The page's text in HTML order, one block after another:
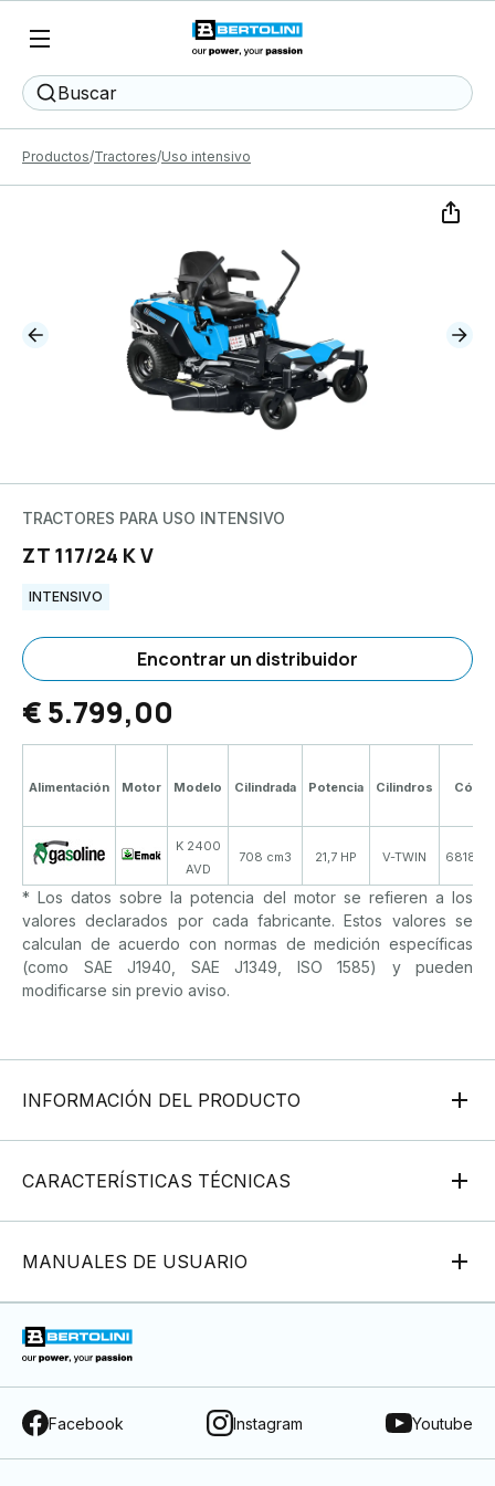
Buscar
Productos Tractores Uso intensivo
TRACTORES PARA USO INTENSIVO
ZT 117/24 K V
INTENSIVO
Encontrar un distribuidor
€ 5.799,00
Alimentación Motor Modelo Cilindrada Potencia Cilindros
K 2400
AVD
708 cm3 21,7 HP V-TWIN
* Los datos sobre la potencia del motor se refieren a los
valores declarados por cada fabricante. Estos valores se
calculan de acuerdo con normas de medición específicas
(como SAE J1940, SAE J1349, ISO 1585) y pueden
modificarse sin previo aviso.
INFORMACIÓN DEL PRODUCTO
CARACTERÍSTICAS TÉCNICAS
MANUALES DE USUARIO
Facebook Instagram Youtube